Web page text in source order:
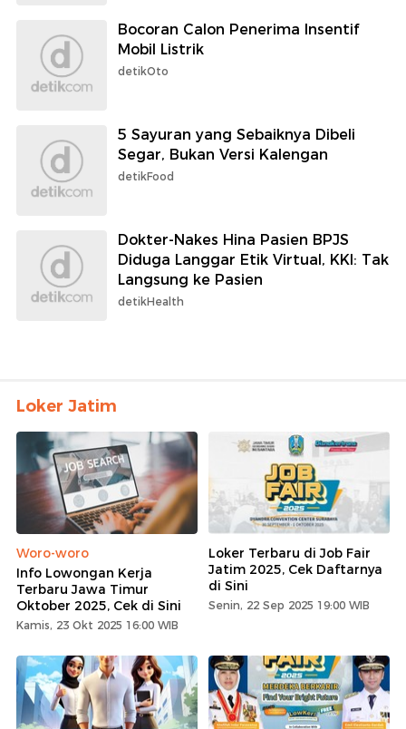
Bocoran Calon Penerima Insentif
Mobil Listrik
detikOto
5 Sayuran yang Sebaiknya Dibeli
Segar, Bukan Versi Kalengan
detikFood
Dokter-Nakes Hina Pasien BPJS
Diduga Langgar Etik Virtual, KKI: Tak
Langsung ke Pasien
detikHealth
Loker Jatim
Woro-woro
Info Lowongan Kerja
Terbaru Jawa Timur
Oktober 2025, Cek di Sini
Kamis, 23 Okt 2025 16:00 WIB
Loker Terbaru di Job Fair
Jatim 2025, Cek Daftarnya
di Sini
Senin, 22 Sep 2025 19:00 WIB